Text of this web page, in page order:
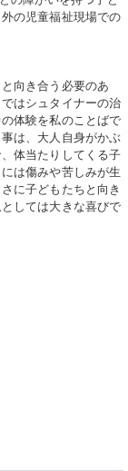
の児童福祉現場での
向き合う必要のあ
はシュタイナーの治
体験を私のことばで
は、大人自身がかぶ
体当たりしてくる子
は傷みや苦しみが生
に子どもたちと向き
しては大きな喜びで